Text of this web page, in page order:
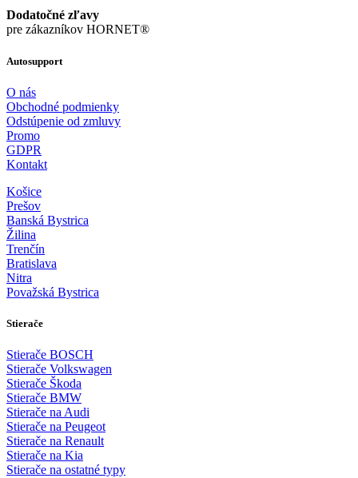
Dodatočné zľavy
pre zákazníkov HORNET®
Autosupport
O nás
Obchodné podmienky
Odstúpenie od zmluvy
Promo
GDPR
Kontakt
Košice
Prešov
Banská Bystrica
Žilina
Trenčín
Bratislava
Nitra
Považská Bystrica
Stierače
Stierače BOSCH
Stierače Volkswagen
Stierače Škoda
Stierače BMW
Stierače na Audi
Stierače na Peugeot
Stierače na Renault
Stierače na Kia
Stierače na ostatné typy